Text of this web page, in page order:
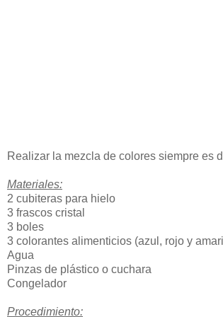
Realizar la mezcla de colores siempre es
Materiales:
2 cubiteras para hielo
3 frascos cristal
3 boles
3 colorantes alimenticios (azul, rojo y
Agua
Pinzas de plástico o cuchara
Congelador
Procedimiento: